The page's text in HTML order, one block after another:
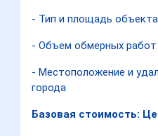
- Тип и площадь объекта
- Объем обмерных работ
- Местоположение и
города
Базовая стоимость: